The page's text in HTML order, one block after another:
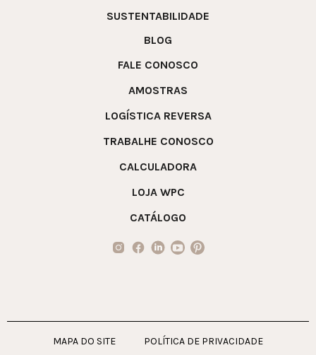
SUSTENTABILIDADE
BLOG
FALE CONOSCO
AMOSTRAS
LOGÍSTICA REVERSA
TRABALHE CONOSCO
CALCULADORA
LOJA WPC
CATÁLOGO
MAPA DO SITE POLÍTICA DE PRIVACIDADE